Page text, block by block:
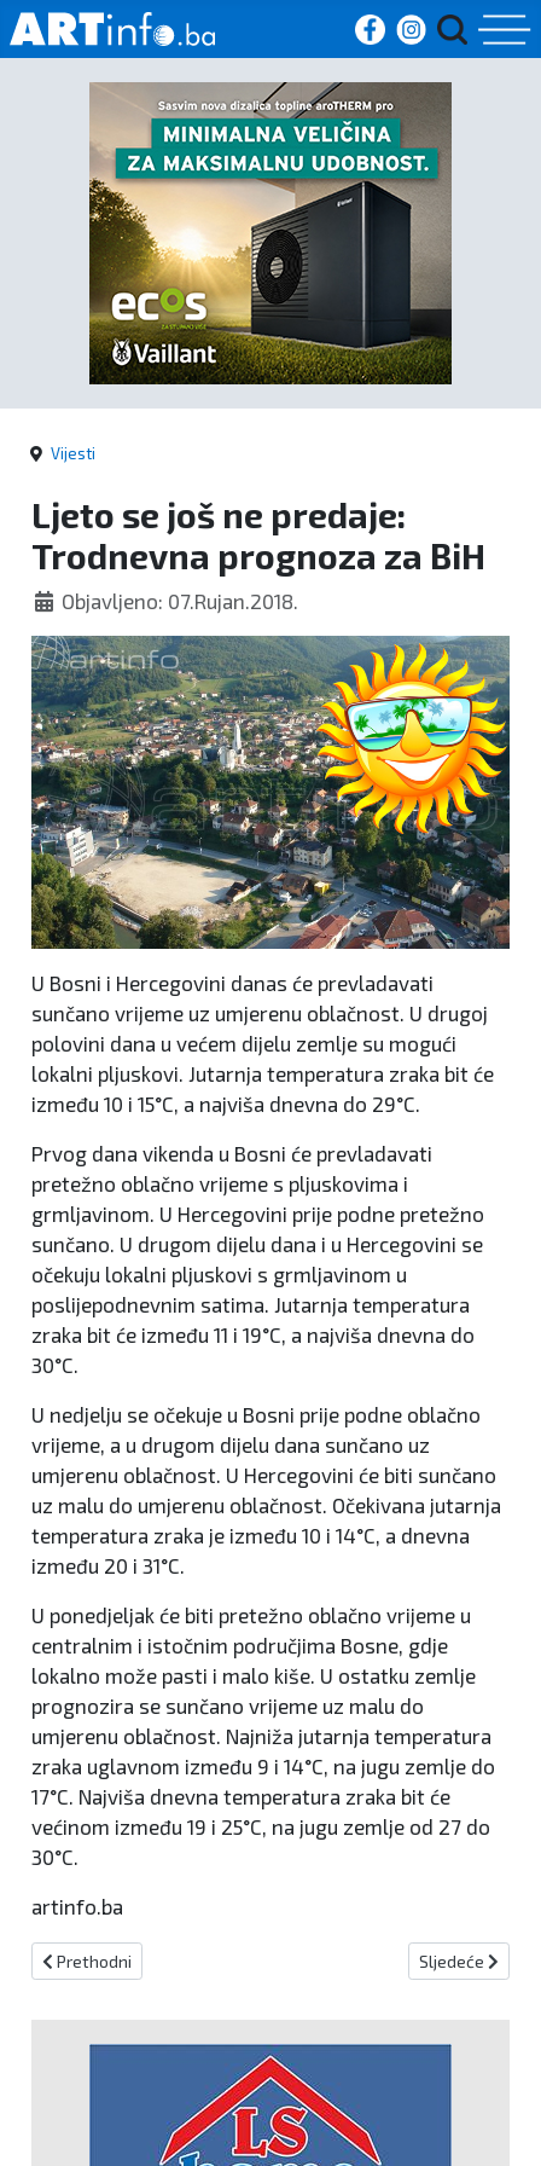
Početna
Vijesti
Sport
Kultura
Crna
kronika
Politika
Zanimljivosti
Vijesti
Ljeto se još ne predaje:
Trodnevna prognoza za BiH
Objavljeno: 07.Rujan.2018.
U Bosni i Hercegovini danas će prevladavati
sunčano vrijeme uz umjerenu oblačnost. U drugoj
polovini dana u većem dijelu zemlje su mogući
lokalni pljuskovi. Jutarnja temperatura zraka bit će
između 10 i 15°C, a najviša dnevna do 29°C.
Prvog dana vikenda u Bosni će prevladavati
pretežno oblačno vrijeme s pljuskovima i
grmljavinom. U Hercegovini prije podne pretežno
sunčano. U drugom dijelu dana i u Hercegovini se
očekuju lokalni pljuskovi s grmljavinom u
poslijepodnevnim satima. Jutarnja temperatura
zraka bit će između 11 i 19°C, a najviša dnevna do
30°C.
U nedjelju se očekuje u Bosni prije podne oblačno
vrijeme, a u drugom dijelu dana sunčano uz
umjerenu oblačnost. U Hercegovini će biti sunčano
uz malu do umjerenu oblačnost. Očekivana jutarnja
temperatura zraka je između 10 i 14°C, a dnevna
između 20 i 31°C.
U ponedjeljak će biti pretežno oblačno vrijeme u
centralnim i istočnim područjima Bosne, gdje
lokalno može pasti i malo kiše. U ostatku zemlje
prognozira se sunčano vrijeme uz malu do
umjerenu oblačnost. Najniža jutarnja temperatura
zraka uglavnom između 9 i 14°C, na jugu zemlje do
17°C. Najviša dnevna temperatura zraka bit će
većinom između 19 i 25°C, na jugu zemlje od 27 do
30°C.
artinfo.ba
Prethodni članak: Sutra proslava blagdana Male Gospe na
Prethodni Sljedeći
Sljedeće